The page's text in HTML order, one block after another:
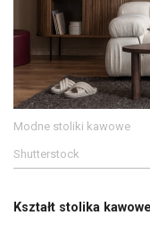
Modne stoliki kawowe
Shutterstock
Kształt stolika